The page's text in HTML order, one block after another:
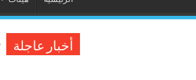
أخبار عاجلة